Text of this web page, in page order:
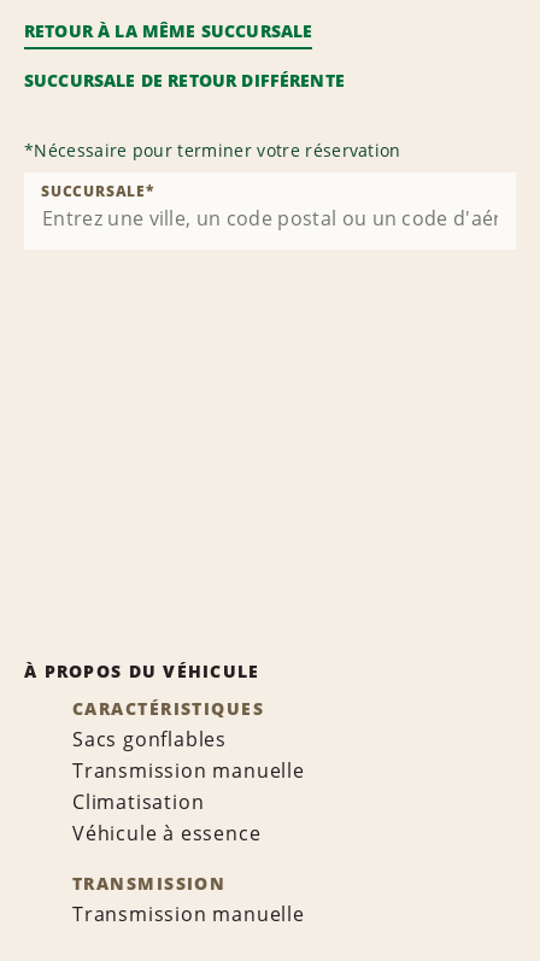
RETOUR À LA MÊME SUCCURSALE
SUCCURSALE DE RETOUR DIFFÉRENTE
*Nécessaire pour terminer votre réservation
SUCCURSALE*
À PROPOS DU VÉHICULE
CARACTÉRISTIQUES
Sacs gonflables
Transmission manuelle
Climatisation
Véhicule à essence
TRANSMISSION
Transmission manuelle